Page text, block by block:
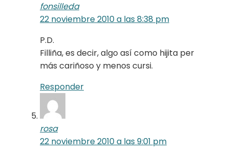
fonsilleda
22 noviembre 2010 a las 8:38 pm
P.D.
Filliña, es decir, algo así como hijita per
más cariñoso y menos cursi.
Responder
rosa
22 noviembre 2010 a las 9:01 pm